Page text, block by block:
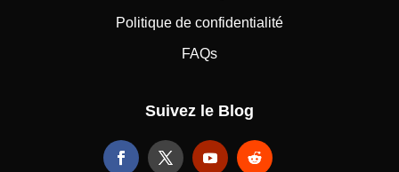
Politique de confidentialité
FAQs
Suivez le Blog